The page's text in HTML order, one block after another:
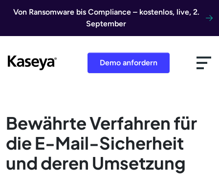
Von Ransomware bis Compliance – kostenlos, live, 2.
September
Demo anfordern
Bewährte Verfahren für
die E-Mail-Sicherheit
und deren Umsetzung